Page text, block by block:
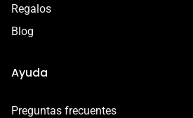
Regalos
Blog
Ayuda
Preguntas frecuentes